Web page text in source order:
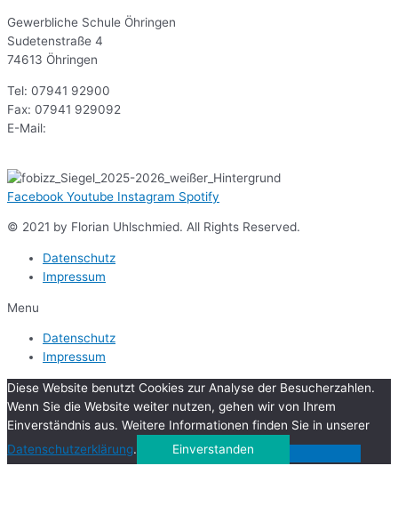
Gewerbliche Schule Öhringen
Sudetenstraße 4
74613 Öhringen
Tel: 07941 92900
Fax: 07941 929092
E-Mail:
Facebook Youtube Instagram Spotify
© 2021 by Florian Uhlschmied. All Rights Reserved.
Datenschutz
Impressum
Menu
Datenschutz
Impressum
Diese Website benutzt Cookies zur Analyse der Besucherzahlen.
Wenn Sie die Website weiter nutzen, gehen wir von Ihrem
Einverständnis aus. Weitere Informationen finden Sie in unserer
Datenschutzerklärung. Einverstanden